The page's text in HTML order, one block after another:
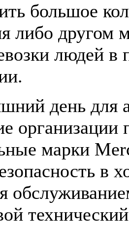
большое
либо другом
людей в
день для
организации
марки
в